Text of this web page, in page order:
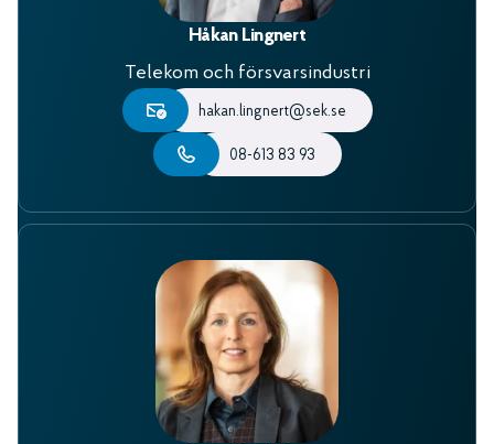
Håkan Lingnert
Telekom och försvarsindustri
hakan.lingnert@sek.se
08-613 83 93